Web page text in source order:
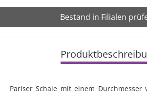
Bestand in Filialen
Pariser Schale mit einem Durchmesser